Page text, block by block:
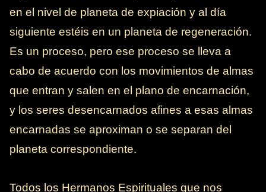
en el nivel de planeta de expiación y al día
siguiente estéis en un planeta de regeneración.
Es un proceso, pero ese proceso se lleva a
cabo de acuerdo con los movimientos de almas
que entran y salen en el plano de encarnación,
y los seres desencarnados afines a esas almas
encarnadas se aproximan o se separan del
planeta correspondiente.
Todos los Hermanos Espirituales que nos